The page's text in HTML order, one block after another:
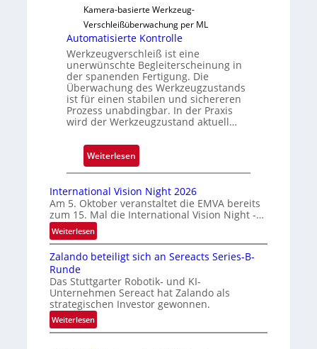
l
ä
s
s
g
e
D
r
k
a
r
e
n
e
r
k
n
Kamera-basierte Werkzeug-
Verschleißüberwachung per ML
Automatisierte Kontrolle
Werkzeugverschleiß ist eine
unerwünschte Begleiterscheinung in
der spanenden Fertigung. Die
Überwachung des Werkzeugzustands
ist für einen stabilen und sichereren
Prozess unabdingbar. In der Praxis
wird der Werkzeugzustand aktuell…
Weiterlesen
A
t
o
a
t
s
i
r
International Vision Night 2026
Am 5. Oktober veranstaltet die EMVA bereits
zum 15. Mal die International Vision Night -…
Weiterlesen:
I
n
e
r
n
a
Zalando beteiligt sich an Sereacts Series-B-
Runde
Das Stuttgarter Robotik- und KI-
Unternehmen Sereact hat Zalando als
strategischen Investor gewonnen.
Weiterlesen:
Z